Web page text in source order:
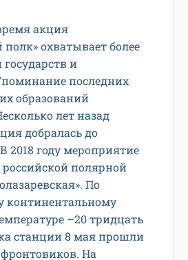
акция
охватывает более
и
последних
образований
лет назад
добралась до
2018 году мероприятие
российской полярной
По
континентальному
–20 тридцать
станции 8 мая прошли
На